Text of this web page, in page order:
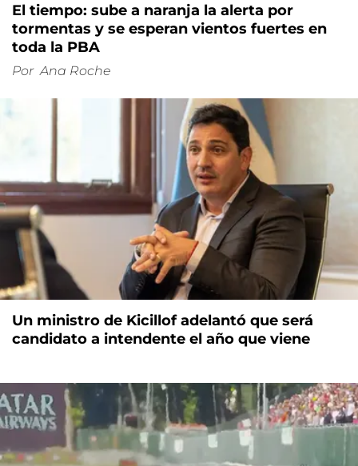
El tiempo: sube a naranja la alerta por
tormentas y se esperan vientos fuertes en
toda la PBA
Por Ana Roche
Un ministro de Kicillof adelantó que será
candidato a intendente el año que viene